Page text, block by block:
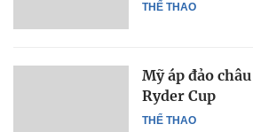
THỂ THAO
THỂ THAO
Mỹ áp đảo
Ryder Cup